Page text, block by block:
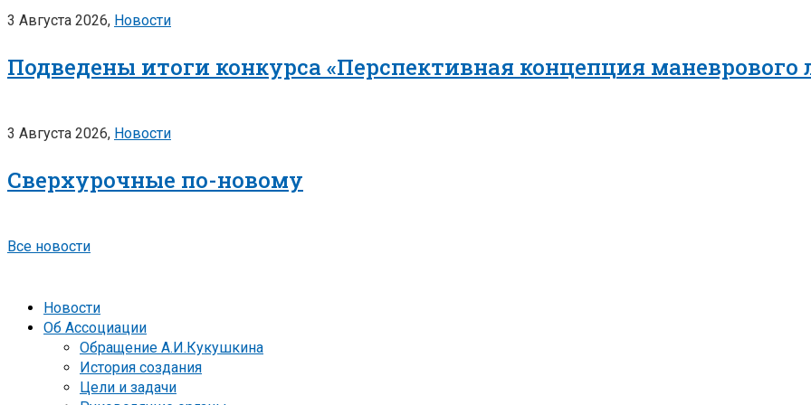
3 Августа 2026, Новости
Подведены итоги конкурса «Перспективная концепция маневрового
3 Августа 2026, Новости
Сверхурочные по-новому
Все новости
Новости
Об Ассоциации
Обращение А.И.Кукушкина
История создания
Цели и задачи